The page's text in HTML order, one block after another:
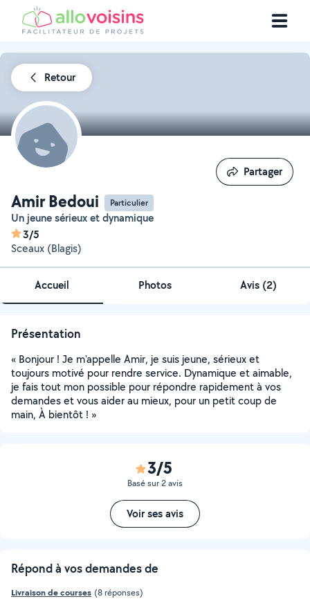
Retour
Amir Bedoui Particulier
Un jeune sérieux et dynamique
3/5
Sceaux (Blagis)
Partager
Partager
Accueil Photos Avis (2)
Présentation
« Bonjour ! Je m'appelle Amir, je suis jeune, sérieux et
toujours motivé pour rendre service. Dynamique et aimable,
je fais tout mon possible pour répondre rapidement à vos
demandes et vous aider au mieux, pour un petit coup de
main, À bientôt ! »
3/5
Basé sur 2 avis
Voir ses avis
Répond à vos demandes de
Livraison de courses (8 réponses)